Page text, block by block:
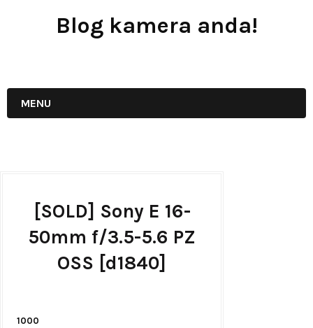
Blog kamera anda!
MENU
[SOLD] Sony E 16-
50mm f/3.5-5.6 PZ
OSS [d1840]
1000